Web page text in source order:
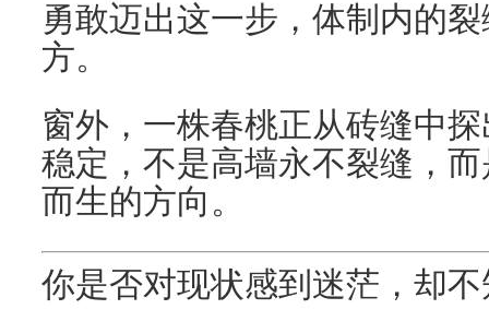
勇敢迈出这一步，体制内的
方。
窗外，一株春桃正从砖缝中
稳定，不是高墙永不裂缝，
而生的方向。
你是否对现状感到迷茫，却